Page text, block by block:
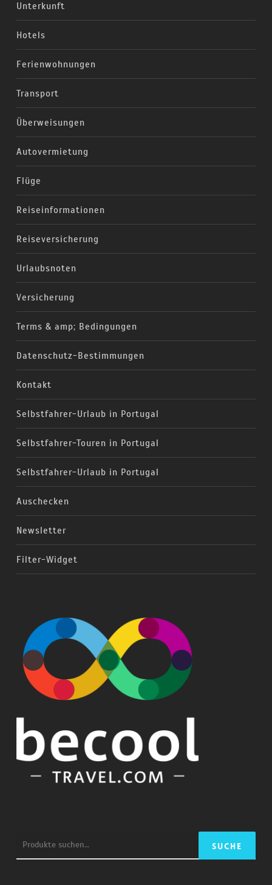
Unterkunft
Hotels
Ferienwohnungen
Transport
Überweisungen
Autovermietung
Flüge
Reiseinformationen
Reiseversicherung
Urlaubsnoten
Versicherung
Terms & amp; Bedingungen
Datenschutz-Bestimmungen
Kontakt
Selbstfahrer-Urlaub in Portugal
Selbstfahrer-Touren in Portugal
Selbstfahrer-Urlaub in Portugal
Auschecken
Newsletter
Filter-Widget
Suche
nach:
Suche